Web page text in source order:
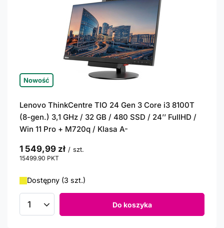
Nowość
Lenovo ThinkCentre TIO 24 Gen 3 Core i3 8100T
(8-gen.) 3,1 GHz / 32 GB / 480 SSD / 24’’ FullHD /
Win 11 Pro + M720q / Klasa A-
1 549,99 zł / szt.
15499.90 PKT
Dostępny (3 szt.)
Ilość produktów Do koszyka